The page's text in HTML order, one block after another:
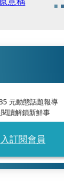
元動態話題報導
讀解鎖新鮮事
訂閱會員